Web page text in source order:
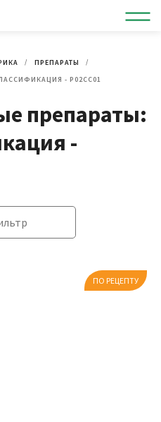
ПРЕПАРАТЫ
- P02CC01
препараты:
-
ПО РЕЦЕПТУ